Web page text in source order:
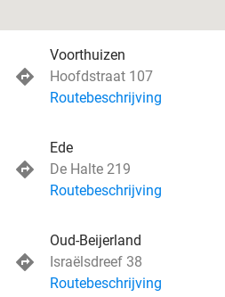
Voorthuizen
Hoofdstraat 107
Routebeschrijving
Ede
De Halte 219
Routebeschrijving
Oud-Beijerland
Israëlsdreef 38
Routebeschrijving